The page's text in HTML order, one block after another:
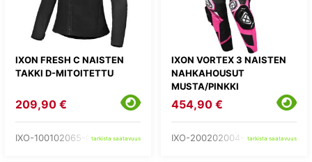
IXON FRESH C NAISTEN
TAKKI D-MITOITETTU
209,90 €
IXO-100102065-01-tarkista saatavuus
IXON VORTEX 3 NAISTEN
NAHKAHOUSUT
MUSTA/PINKKI
454,90 €
IXO-200202004-57-tarkista saatavuus